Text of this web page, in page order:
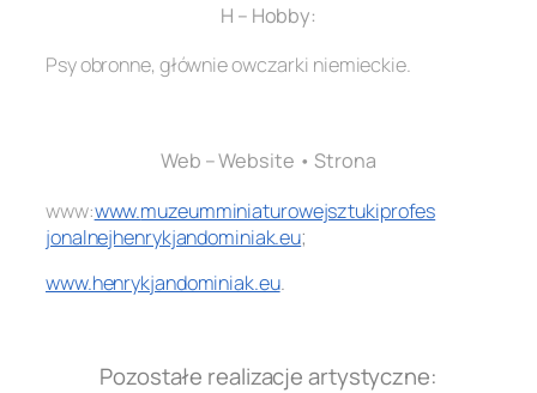
H – Hobby:
Psy obronne, głównie owczarki niemieckie.
Web – Website • Strona
www:www.muzeumminiaturowejsztukiprofes
jonalnejhenrykjandominiak.eu;
www.henrykjandominiak.eu.
Pozostałe realizacje artystyczne: